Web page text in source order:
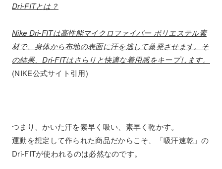
Dri-FITとは？
Nike Dri-FITは高性能マイクロファイバー ポリエステル素
材で、身体から布地の表面に汗を逃して蒸発させます。そ
の結果、Dri-FITはさらりと快適な着用感をキープします。
(NIKE公式サイト引用)
つまり、かいた汗を素早く吸い、素早く乾かす。
運動を想定して作られた商品だからこそ、「吸汗速乾」の
Dri-FITが使われるのは必然なのです。